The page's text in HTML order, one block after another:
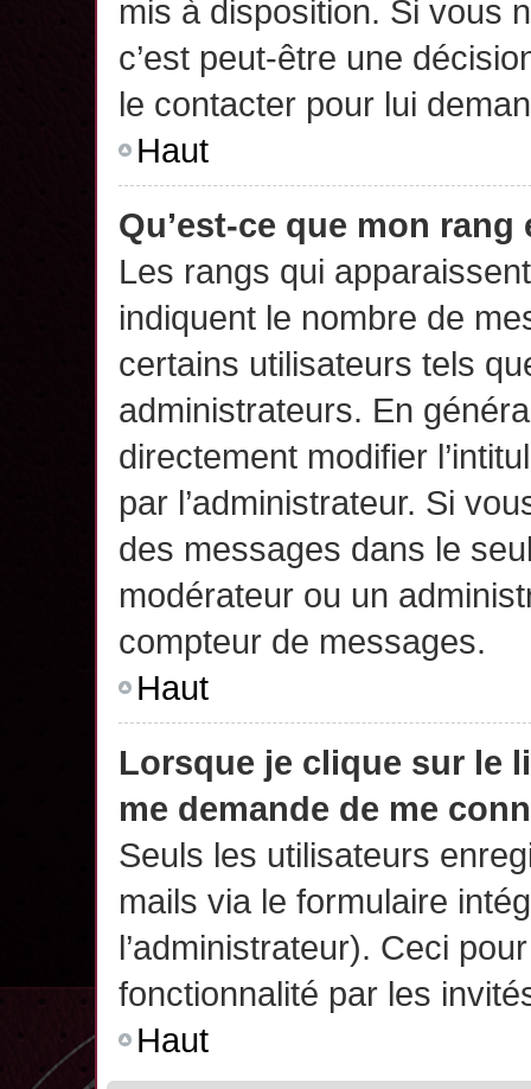
mis à disposition. Si vous
c’est peut-être une
le contacter pour lui
Haut
Qu’est-ce que mon
Les rangs qui
indiquent le nombre de
certains utilisateurs tels
administrateurs. En
directement modifier
par l’administrateur. Si
des messages dans le
modérateur ou un
compteur de messages.
Haut
Lorsque je clique sur le
me demande de me
Seuls les utilisateurs
mails via le formulaire
l’administrateur). Ceci
fonctionnalité par les
Haut